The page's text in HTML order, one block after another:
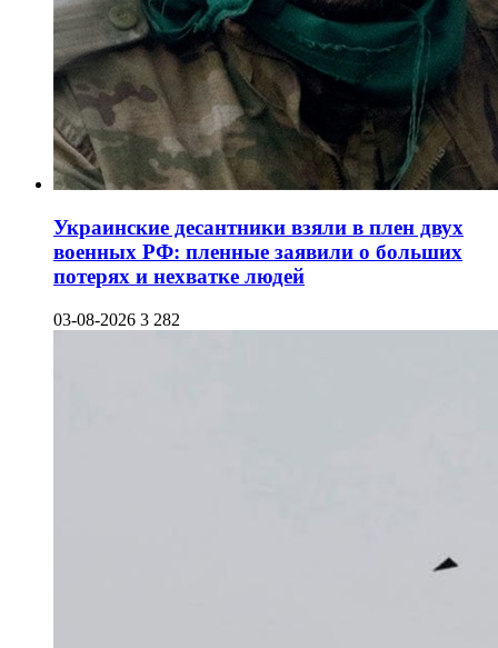
Украинские десантники взяли в плен двух
военных РФ: пленные заявили о больших
потерях и нехватке людей
03-08-2026 3 282